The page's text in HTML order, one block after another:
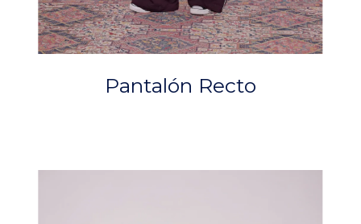
Pantalón Recto